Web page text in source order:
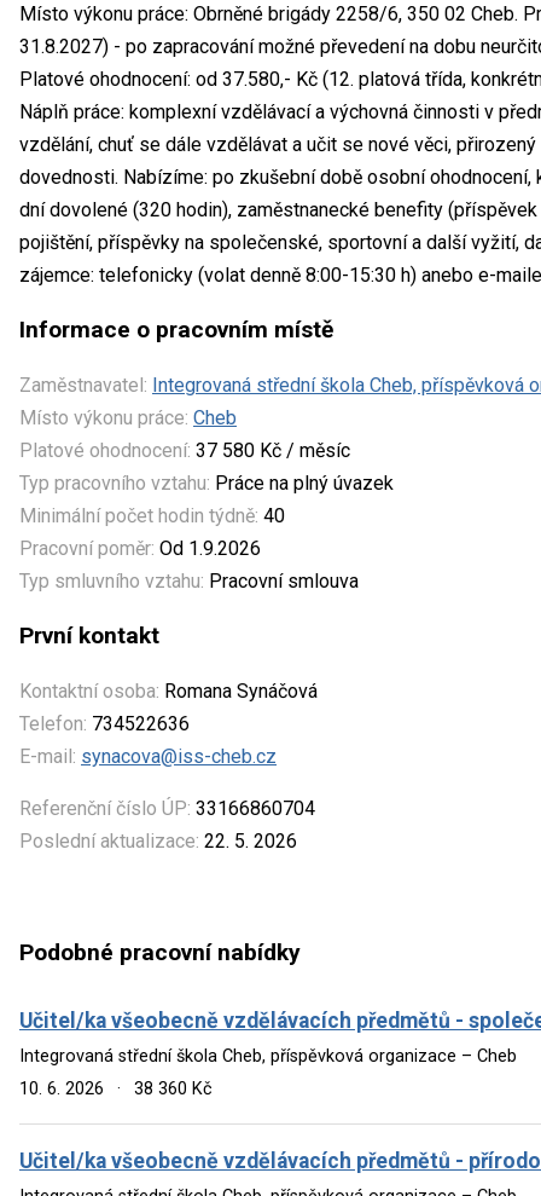
Místo výkonu práce: Obrněné brigády 2258/6, 350 02 Cheb.
31.8.2027) - po zapracování možné převedení na dobu
Platové ohodnocení: od 37.580,- Kč (12. platová třída,
Náplň práce: komplexní vzdělávací a výchovná činnosti v
vzdělání, chuť se dále vzdělávat a učit se nové věci,
dovednosti. Nabízíme: po zkušební době osobní
dní dovolené (320 hodin), zaměstnanecké benefity
pojištění, příspěvky na společenské, sportovní a další vyžití,
zájemce: telefonicky (volat denně 8:00-15:30 h) anebo e-
Informace o pracovním místě
Zaměstnavatel: Integrovaná střední škola Cheb, příspěvková
Místo výkonu práce: Cheb
Platové ohodnocení: 37 580 Kč / měsíc
Typ pracovního vztahu: Práce na plný úvazek
Minimální počet hodin týdně: 40
Pracovní poměr: Od 1.9.2026
Typ smluvního vztahu: Pracovní smlouva
První kontakt
Kontaktní osoba: Romana Synáčová
Telefon: 734522636
E-mail: synacova@iss-cheb.cz
Referenční číslo ÚP: 33166860704
Poslední aktualizace: 22. 5. 2026
Podobné pracovní nabídky
Učitel/ka všeobecně vzdělávacích předmětů -
Integrovaná střední škola Cheb, příspěvková organizace – Cheb
10. 6. 2026
· 38 360 Kč
Učitel/ka všeobecně vzdělávacích předmětů -